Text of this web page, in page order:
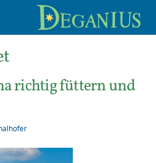
richtig füttern und